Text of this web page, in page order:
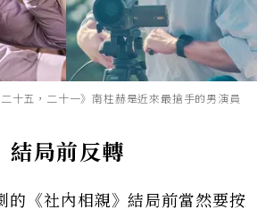
十五，二十一》南柱赫是近來最搶手的男演員
結局前反轉
的《社內相親》結局前當然要按